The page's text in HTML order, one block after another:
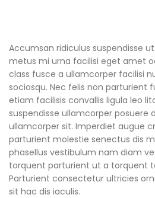
Accumsan ridiculus suspendisse
metus mi urna facilisi eget amet
class fusce a ullamcorper facilisi
sociosqu. Nec felis non parturient
etiam facilisis convallis ligula leo
suspendisse ullamcorper posuere
ullamcorper sit. Imperdiet augue
parturient molestie senectus dis
phasellus vestibulum nam diam
torquent parturient ut a torquent
Parturient consectetur ultricies
sit hac dis iaculis.